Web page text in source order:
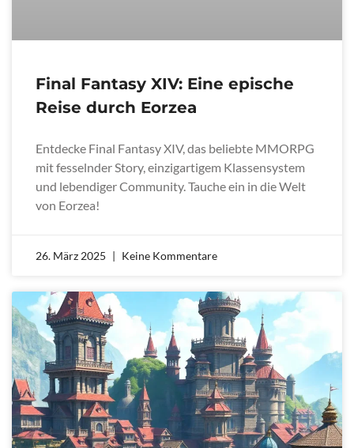
Final Fantasy XIV: Eine epische
Reise durch Eorzea
Entdecke Final Fantasy XIV, das beliebte MMORPG
mit fesselnder Story, einzigartigem Klassensystem
und lebendiger Community. Tauche ein in die Welt
von Eorzea!
26. März 2025 Keine Kommentare